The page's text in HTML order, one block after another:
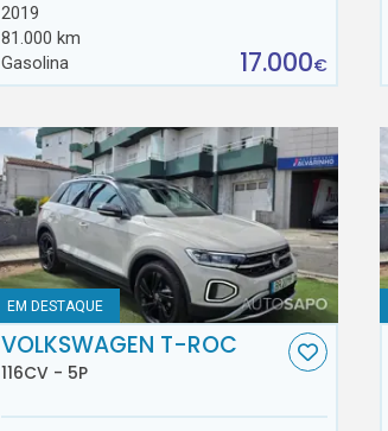
2019
81.000 km
Gasolina
17.000€
EM DESTAQUE
VOLKSWAGEN T-ROC
116CV - 5P